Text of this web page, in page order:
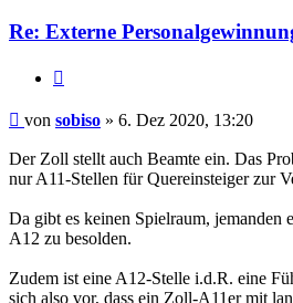
Re: Externe
Beitrag
von sobiso » 6. Dez 2020, 13:20
Der Zoll stellt auch Beamte ein. Das
nur A11-Stellen für Quereinsteiger zur
Da gibt es keinen Spielraum, jemanden
A12 zu besolden.
Zudem ist eine A12-Stelle i.d.R. eine
sich also vor, dass ein Zoll-A11er mit